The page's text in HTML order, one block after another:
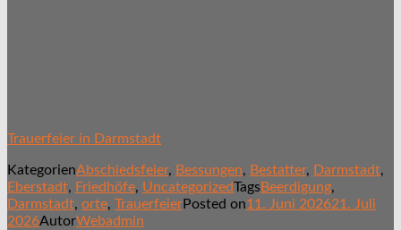
Trauerfeier in Darmstadt
KategorienAbschiedsfeier, Bessungen, Bestatter, Darmstadt,
Eberstadt, Friedhöfe, UncategorizedTagsBeerdigung,
Darmstadt, orte, TrauerfeierPosted on11. Juni 202621. Juli
2026AutorWebadmin